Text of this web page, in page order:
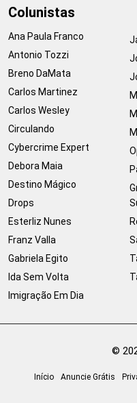
Colunistas
Ana Paula Franco
Antonio Tozzi
Breno DaMata
Carlos Martinez
Carlos Wesley
Circulando
Cybercrime Expert
Debora Maia
Destino Mágico
Drops
Esterliz Nunes
Franz Valla
Gabriela Egito
Ida Sem Volta
Imigração Em Dia
©
Início Anuncie Grátis